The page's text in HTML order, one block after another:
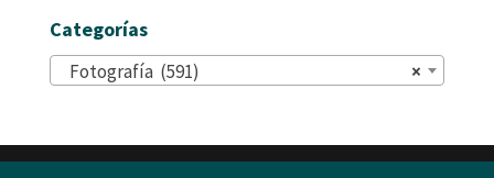
Categorías
×
Fotografía (591)